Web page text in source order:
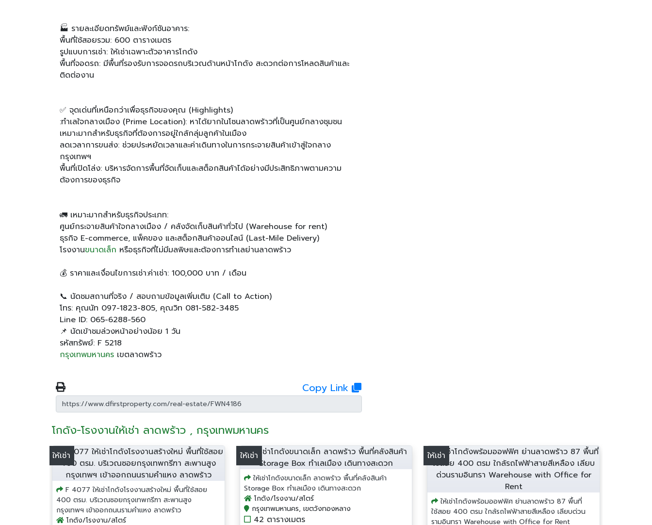
🏭 รายละเอียดทรัพย์และฟังก์ชันอาคาร:
พื้นที่ใช้สอยรวม: 600 ตารางเมตร
รูปแบบการเช่า: ให้เช่าเฉพาะตัวอาคารโกดัง
พื้นที่จอดรถ: มีพื้นที่รองรับการจอดรถบริเวณด้านหน้าโกดัง สะดวกต่อการโหลดสินค้าและ
ติดต่องาน
✅ จุดเด่นที่เหนือกว่าเพื่อธุรกิจของคุณ (Highlights)
:ทำเลใจกลางเมือง (Prime Location): หาได้ยากในโซนลาดพร้าวที่เป็นศูนย์กลางชุมชน
เหมาะมากสำหรับธุรกิจที่ต้องการอยู่ใกล้กลุ่มลูกค้าในเมือง
ลดเวลาการขนส่ง: ช่วยประหยัดเวลาและค่าเดินทางในการกระจายสินค้าเข้าสู่ใจกลาง
กรุงเทพฯ
พื้นที่เปิดโล่ง: บริหารจัดการพื้นที่จัดเก็บและสต็อกสินค้าได้อย่างมีประสิทธิภาพตามความ
ต้องการของธุรกิจ
🚛 เหมาะมากสำหรับธุรกิจประเภท:
ศูนย์กระจายสินค้าใจกลางเมือง / คลังจัดเก็บสินค้าทั่วไป (Warehouse for rent)
ธุรกิจ E-commerce, แพ็คของ และสต็อกสินค้าออนไลน์ (Last-Mile Delivery)
โรงงานขนาดเล็ก หรือธุรกิจที่ไม่มีมลพิษและต้องการทำเลย่านลาดพร้าว
💰 ราคาและเงื่อนไขการเช่า:ค่าเช่า: 100,000 บาท / เดือน
📞 นัดชมสถานที่จริง / สอบถามข้อมูลเพิ่มเติม (Call to Action)
โทร: คุณนัท 097-1823-805, คุณวิท 081-582-3485
Line ID: 065-6288-560
📌 นัดเข้าชมล่วงหน้าอย่างน้อย 1 วัน
รหัสทรัพย์: F 5218
กรุงเทพมหานครเขตลาดพร้าว
Copy Link
โกดัง-โรงงานให้เช่า ลาดพร้าว , กรุงเทพมหานคร
ให้เช่า
F 4077 ให้เช่าโกดังโรงงานสร้างใหม่ พื้นที่ใช้สอย
400 ตรม. บริเวณซอยกรุงเทพกรีฑา สะพานสูง
กรุงเทพฯ เข้าออกถนนรามคำแหง ลาดพร้าว
โกดัง/โรงงาน/สโตร์
ให้เช่า
ให้เช่าโกดังขนาดเล็ก ลาดพร้าว พื้นที่คลังสินค้า
Storage Box ทำเลเมือง เดินทางสะดวก
โกดัง/โรงงาน/สโตร์
กรุงเทพมหานคร, เขตวังทองหลาง
42 ตารางเมตร
ให้เช่า
ให้เช่าโกดังพร้อมออฟฟิศ ย่านลาดพร้าว 87 พื้นที่
ใช้สอย 400 ตรม ใกล้รถไฟฟ้าสายสีเหลือง เลียบด่วน
รามอินทรา Warehouse with Office for Rent